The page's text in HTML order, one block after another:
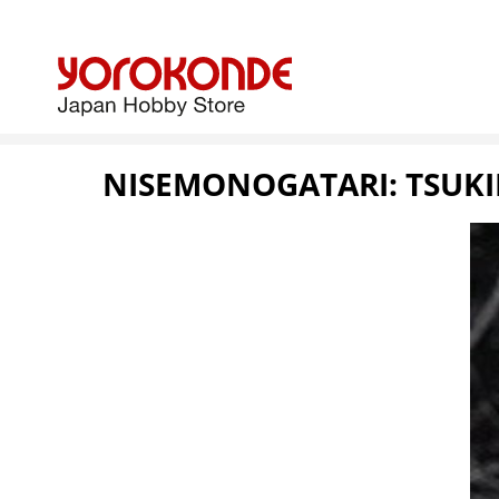
NISEMONOGATARI: